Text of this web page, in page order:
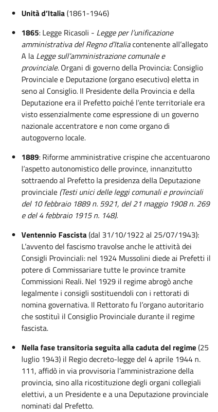
Unità d’Italia(1861-1946)
1865: Legge Ricasoli - Legge per l’unificazione
amministrativa del Regno d’Italiacontenente all’allegato
A la Legge sull’amministrazione comunale e
provinciale. Organi di governo della Provincia: Consiglio
Provinciale e Deputazione (organo esecutivo) eletta in
seno al Consiglio. Il Presidente della Provincia e della
Deputazione era il Prefetto poiché l’ente territoriale era
visto essenzialmente come espressione di un governo
nazionale accentratore e non come organo di
autogoverno locale.
1889: Riforme amministrative crispine che accentuarono
l’aspetto autonomistico delle province, innanzitutto
sottraendo al Prefetto la presidenza della Deputazione
provinciale (Testi unici delle leggi comunali e provinciali
del 10 febbraio 1889 n. 5921, del 21 maggio 1908 n. 269
e del 4 febbraio 1915 n. 148).
Ventennio Fascista(dal 31/10/1922 al 25/07/1943):
L’avvento del fascismo travolse anche le attività dei
Consigli Provinciali: nel 1924 Mussolini diede ai Prefetti il
potere di Commissariare tutte le province tramite
Commissioni Reali. Nel 1929 il regime abrogò anche
legalmente i consigli sostituendoli con i rettorati di
nomina governativa. Il Rettorato fu l’organo autoritario
che sostituì il Consiglio Provinciale durante il regime
fascista.
Nella fase transitoria seguita alla caduta del regime(25
luglio 1943) il Regio decreto-legge del 4 aprile 1944 n.
111, affidò in via provvisoria l’amministrazione della
provincia, sino alla ricostituzione degli organi collegiali
elettivi, a un Presidente e a una Deputazione provinciale
nominati dal Prefetto.